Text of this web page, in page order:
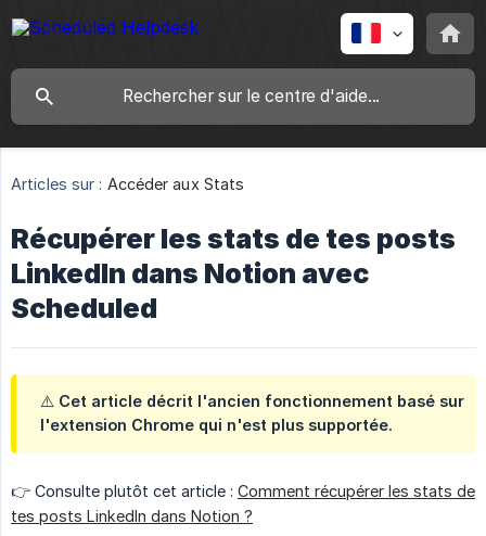
Articles sur : Accéder aux Stats
Récupérer les stats de tes posts
LinkedIn dans Notion avec
Scheduled
⚠️ Cet article décrit l'ancien fonctionnement basé sur
l'extension Chrome qui n'est plus supportée.
👉 Consulte plutôt cet article : Comment récupérer les stats de
tes posts LinkedIn dans Notion ?